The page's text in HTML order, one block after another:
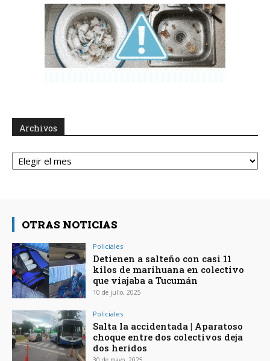
Archivos
Archivos
OTRAS NOTICIAS
Policiales
Detienen a salteño con casi 11
kilos de marihuana en colectivo
que viajaba a Tucumán
10 de julio, 2025
Policiales
Salta la accidentada | Aparatoso
choque entre dos colectivos deja
dos heridos